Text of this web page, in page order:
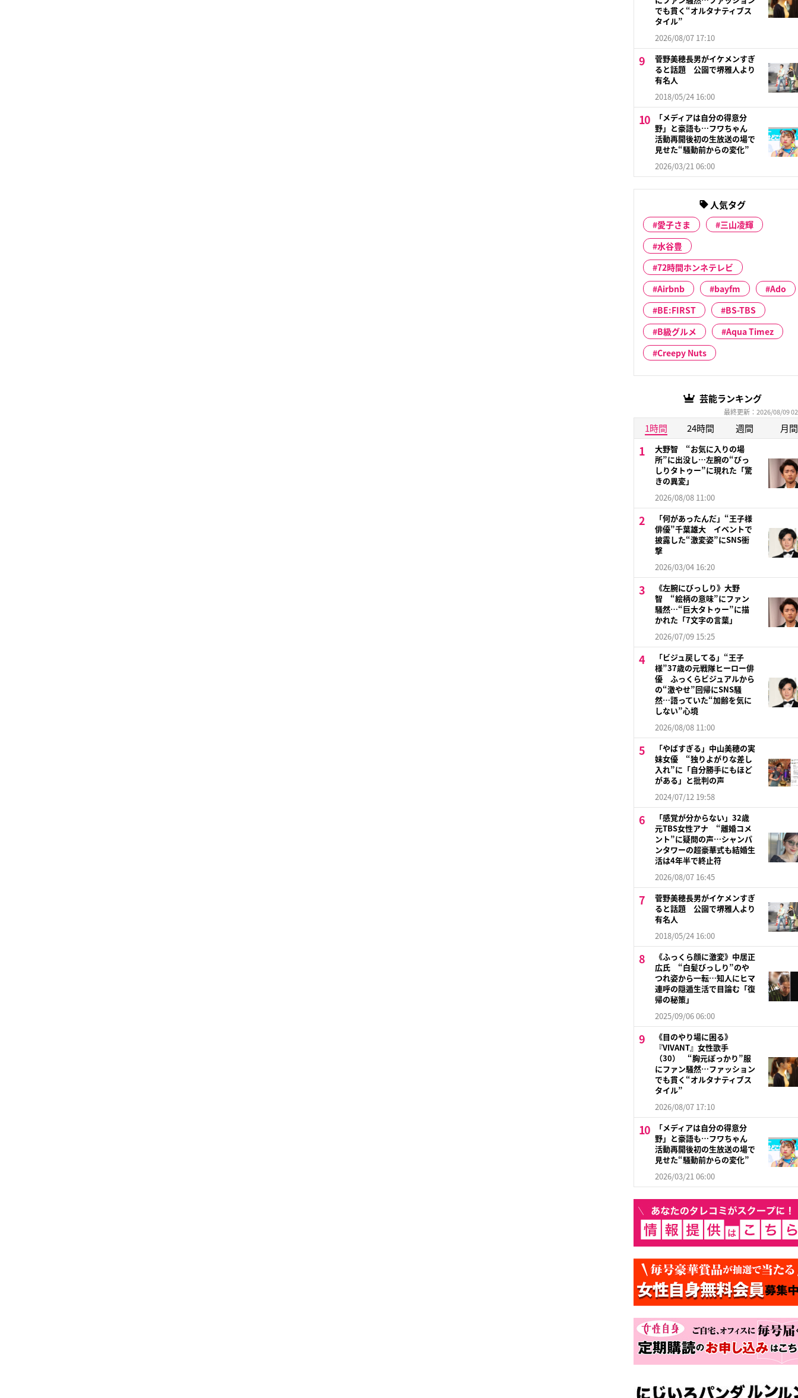
でも貫く“オルタナティブス
タイル”
2026/08/07 17:10
菅野美穂長男がイケメンすぎ
ると話題 公園で堺雅人より
有名人
2018/05/24 16:00
「メディアは自分の得意分
野」と豪語も…フワちゃん
活動再開後初の生放送の場で
見せた“騒動前からの変化”
2026/03/21 06:00
人気タグ
愛子さま
三山凌輝
水谷豊
72時間ホンネテレビ
Airbnb
bayfm
Ado
BE:FIRST
BS-TBS
B級グルメ
Aqua Timez
Creepy Nuts
芸能ランキング
最終更新：2026/08/09
1時間 24時間 週間 月間
大野智 “お気に入りの場
所”に出没し…左腕の“びっ
しりタトゥー”に現れた「驚
きの異変」
2026/08/08 11:00
「何があったんだ」“王子様
俳優”千葉雄大 イベントで
披露した“激変姿”にSNS衝
撃
2026/03/04 16:20
《左腕にびっしり》大野
智 “絵柄の意味”にファン
騒然…“巨大タトゥー”に描
かれた「7文字の言葉」
2026/07/09 15:25
「ビジュ戻してる」“王子
様”37歳の元戦隊ヒーロー俳
優 ふっくらビジュアルから
の“激やせ”回帰にSNS騒
然…語っていた“加齢を気に
しない”心境
2026/08/08 11:00
「やばすぎる」中山美穂の実
妹女優 “独りよがりな差し
入れ”に「自分勝手にもほど
がある」と批判の声
2024/07/12 19:58
「感覚が分からない」32歳
元TBS女性アナ “離婚コメ
ント”に疑問の声…シャンパ
ンタワーの超豪華式も結婚生
活は4年半で終止符
2026/08/07 16:45
菅野美穂長男がイケメンすぎ
ると話題 公園で堺雅人より
有名人
2018/05/24 16:00
《ふっくら顔に激変》中居正
広氏 “白髪びっしり”のや
つれ姿から一転…知人にヒマ
連呼の隠遁生活で目論む「復
帰の秘策」
2025/09/06 06:00
《目のやり場に困る》
『VIVANT』女性歌手
（30） “胸元ぽっかり”服
にファン騒然…ファッション
でも貫く“オルタナティブス
タイル”
2026/08/07 17:10
「メディアは自分の得意分
野」と豪語も…フワちゃん
活動再開後初の生放送の場で
見せた“騒動前からの変化”
2026/03/21 06:00